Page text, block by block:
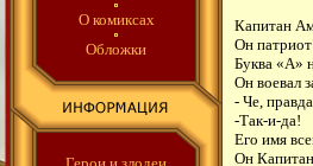
О комиксах
Обложки
Капитан
Он
Буква «А»
Он воевал
- Че,
-Так-и-да!
Его имя
Он